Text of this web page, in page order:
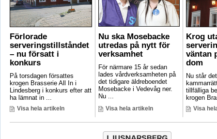
Förlorade
serveringstillståndet
– nu försatt i
konkurs
På torsdagen försattes
krogen Brasserie All In i
Lindesberg i konkurs efter att
ha lämnat in ...
Visa hela artikeln
Nu ska Mosebacke
utredas på nytt för
verksamhet
För närmare 15 år sedan
lades vårdverksamheten på
det tidigare äldreboendet
Mosebacke i Vedevåg ner.
Nu ...
Visa hela artikeln
Krog
väntan
dom
Nu står
tillfälliga
krogen
Visa